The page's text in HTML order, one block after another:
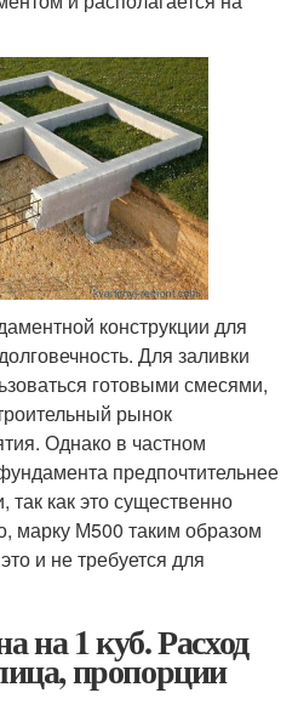
конструкции для
Для заливки
готовыми смесями,
рынок
Однако в частном
предпочтительнее
так как это существенно
марку М500 таким образом
и не требуется для
на 1 куб. Расход
пропорции